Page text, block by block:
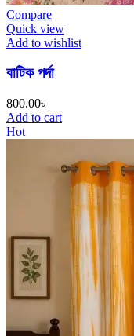
Compare
Quick view
Add to wishlist
বাটিক পর্দা
800.00৳
Add to cart
Hot